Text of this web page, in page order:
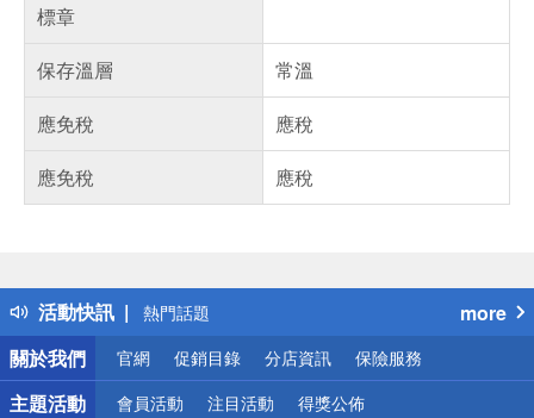
標章
保存溫層
常溫
應免稅
應稅
應免稅
應稅
活動快訊
得獎公告
熱門話題
銀行優惠
偏遠地區配送
詐騙網頁！請小心！
more
關於我們
官網 促銷目錄 分店資訊 保險服務
主題活動 會員活動 注目活動 得獎公佈